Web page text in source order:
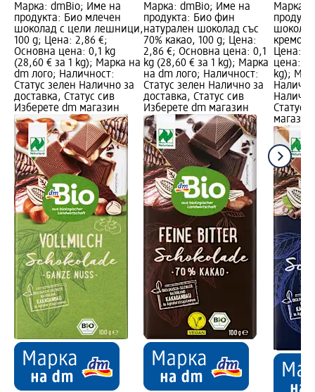
Марка: dmBio; Име на
продукта: Био млечен
шоколад с цели лешници,
100 g; Цена: 2,86 €;
Основна цена: 0,1 kg
(28,60 € за 1 kg); Марка на
dm лого; Наличност:
Статус зелен Налично за
доставка, Статус сив
Изберете dm магазин
Марка: dmBio; Име на
продукта: Био фин
натурален шоколад със
70% какао, 100 g; Цена:
2,86 €; Основна цена: 0,1
kg (28,60 € за 1 kg); Марка
на dm лого; Наличност:
Статус зелен Налично за
доставка, Статус сив
Изберете dm магазин
Марка:
Цена:
цена:
kg);
Статус
магазин